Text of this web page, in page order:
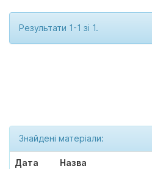
Результати 1-1 зі 1.
Знайдені матеріали:
Дата
Назва